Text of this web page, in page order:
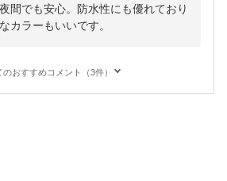
間でも安心。防水性にも優れており
カラーもいいです。
のおすすめコメント（3件）